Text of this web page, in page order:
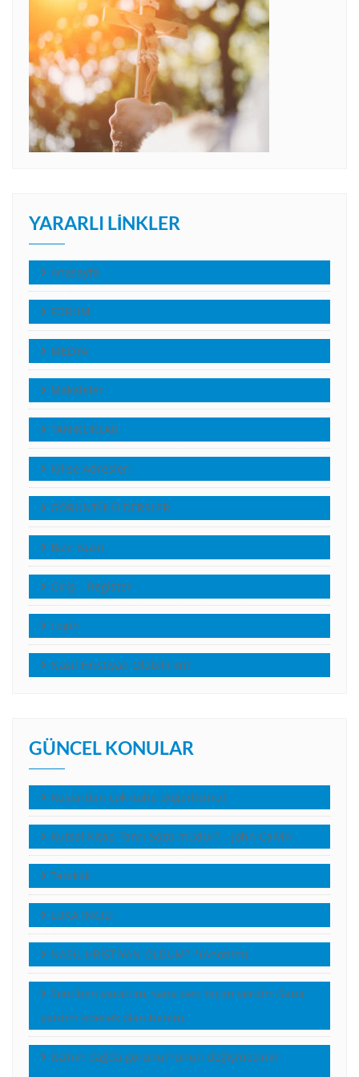
YARARLI LINKLER
Anasayfa
FORUM
MEDYA
Makaleler
TANIKLIKLAR
Kilise Adresleri
GÖRÜNTÜLÜ DERSLER
Bize Yazın
Giriş – Register
Login
Nasıl Hristiyan Olabilirim?
GÜNCEL KONULAR
Kuşlardan çok daha değerlisiniz!
Kutsal Kitap Tanrı Sözü müdür? – John Calvin
Tanıklık
LUKA İNCİLİ
NASIL HRİSTİYAN OLDUM? *(Anonim)
Seni ben yarattım, sana ben biçim verdim.Sana
yardım edecek olan benim.
İsa’nın dağda görünümünün değişmesinin